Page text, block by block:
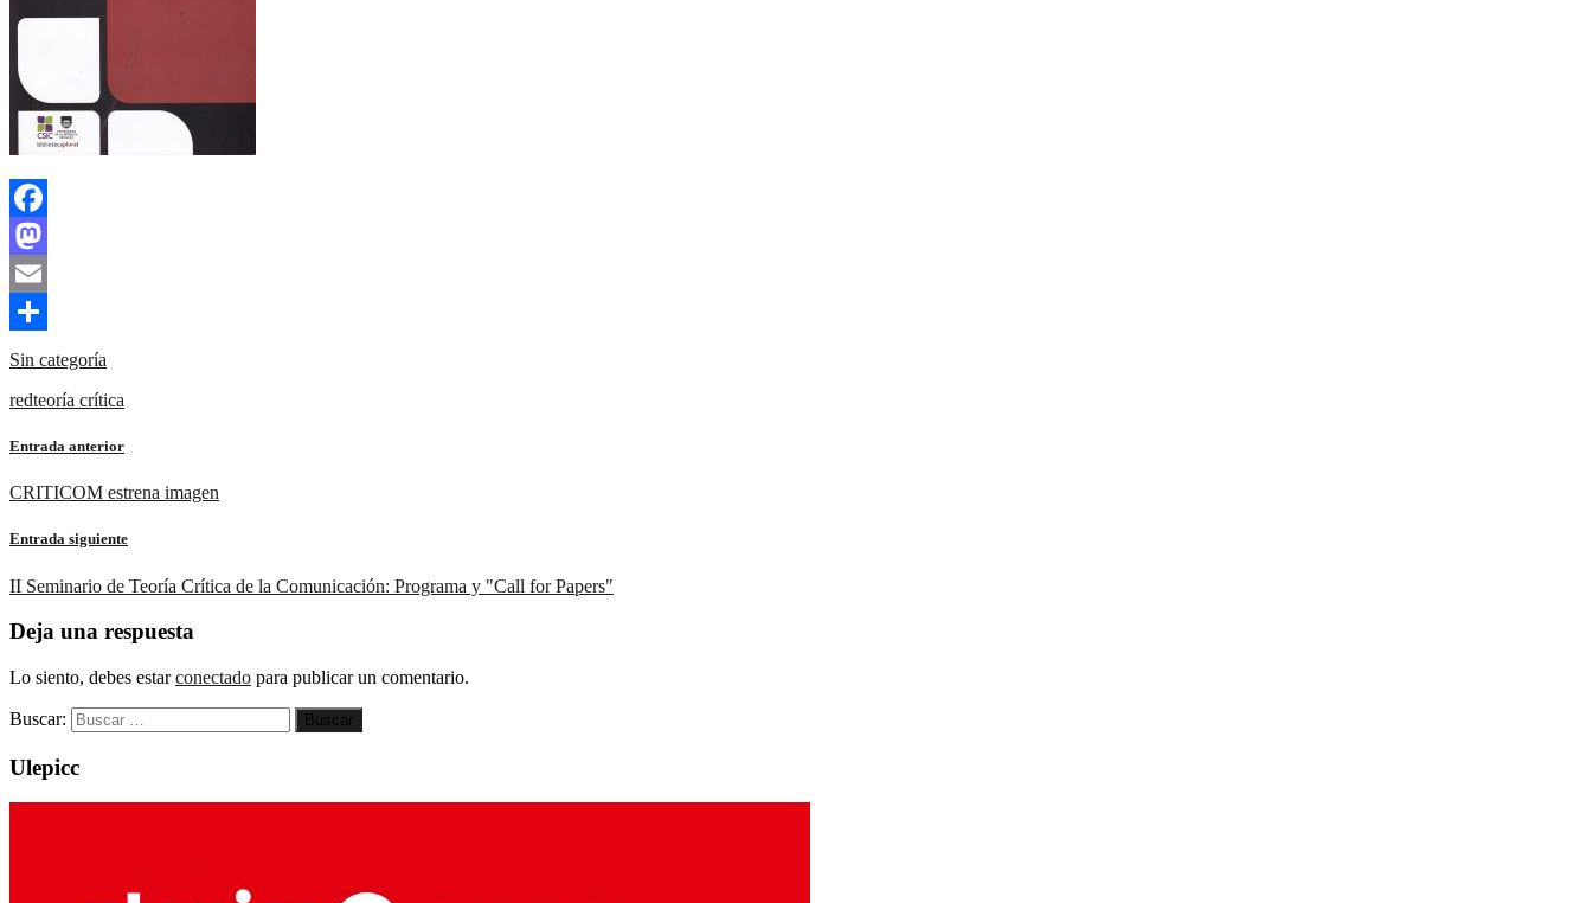
Facebook
Mastodon
Email
Compartir
Sin categoría
redteoría crítica
Entrada anterior
CRITICOM estrena imagen
Entrada siguiente
II Seminario de Teoría Crítica de la Comunicación: Programa y "Call for Papers"
Deja una respuesta
Lo siento, debes estarconectado para publicar un comentario.
Buscar:
Ulepicc